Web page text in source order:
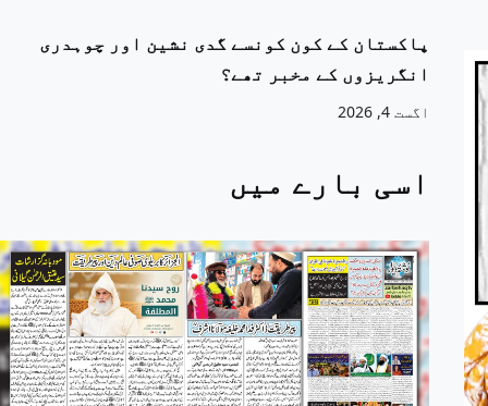
پاکستان کے کون کونسے گدی نشین اور چوہدری
انگریزوں کے مخبر تھے؟
اگست 4, 2026
اسی بارے میں